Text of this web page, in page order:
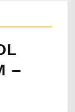
–